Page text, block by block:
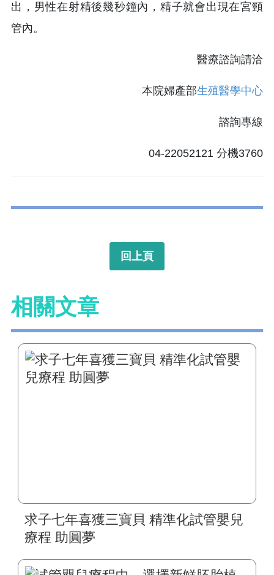
出，男性在射精後幾秒鐘內，精子就會出現在宮頸
管內。
醫療諮詢請洽
本院婦產部生殖醫學中心
諮詢專線
04-22052121 分機3760
回上頁
相關文章
求子七年喜獲三寶貝 精準化試管嬰兒
療程 助圓夢